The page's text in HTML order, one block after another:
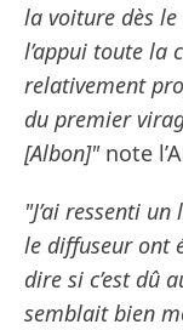
la voiture dès
l’appui toute la
relativement
du premier
[Albon]" note
"J’ai ressenti
le diffuseur ont
dire si c’est dû
semblait bien